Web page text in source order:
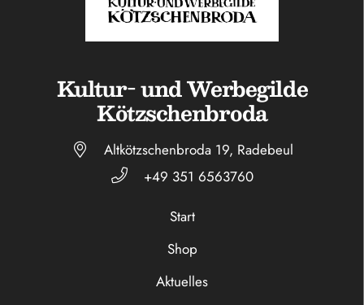
Kultur- und Werbegilde
Kötzschenbroda
Altkötzschenbroda 19, Radebeul
+49 351 6563760
Start
Shop
Aktuelles